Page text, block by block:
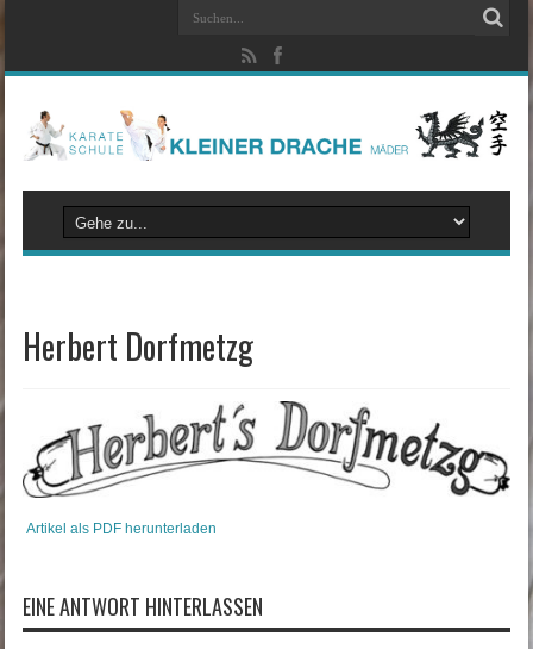
Herbert Dorfmetzg
Artikel als PDF herunterladen
EINE ANTWORT HINTERLASSEN